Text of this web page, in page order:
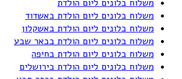
משלוח בלונים ליום הולדת
משלוח בלונים ליום הולדת באשדוד
משלוח בלונים ליום הולדת באשקלון
משלוח בלונים ליום הולדת בבאר שבע
משלוח בלונים ליום הולדת בחיפה
משלוח בלונים ליום הולדת בירושלים